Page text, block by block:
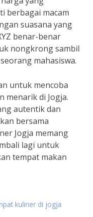
berbagai macam
suasana yang
benar-benar
nongkrong sambil
mahasiswa.
untuk mencoba
menarik di Jogja.
autentik dan
bersama
Jogja memang
lagi untuk
tempat makan
kuliner di jogja